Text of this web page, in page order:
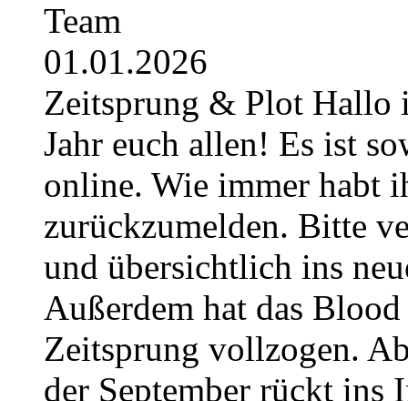
Team
01.01.2026
Zeitsprung & Plot Hallo
Jahr euch allen! Es ist
online. Wie immer habt
zurückzumelden. Bitte
und übersichtlich ins
Außerdem hat das
Zeitsprung vollzogen.
der September rückt ins